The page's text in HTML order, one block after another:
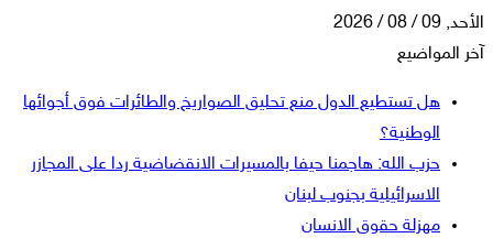
الأحد, 09 / 08 / 2026
آخر المواضيع
هل تستطيع الدول منع تحليق الصواريخ والطائرات فوق أجوائها
الوطنية؟
حزب الله: هاجمنا حيفا بالمسيرات الانقضاضية ردا على المجازر
الاسرائيلية بجنوب لبنان
مهزلة حقوق الانسان